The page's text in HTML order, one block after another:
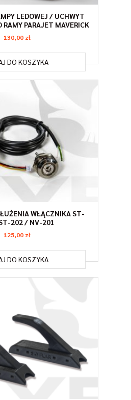
LEDOWEJ / UCHWYT
RAMY PARAJET MAVERICK
130,00 zł
DO KOSZYKA
WŁĄCZNIKA ST-
202 / NV-201
125,00 zł
DO KOSZYKA